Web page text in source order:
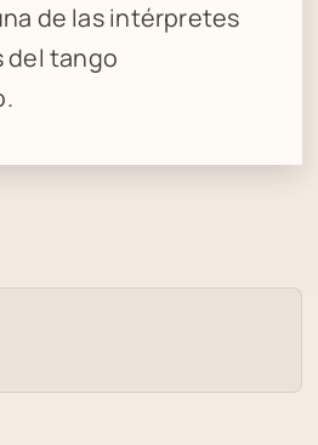
de las intérpretes
del tango